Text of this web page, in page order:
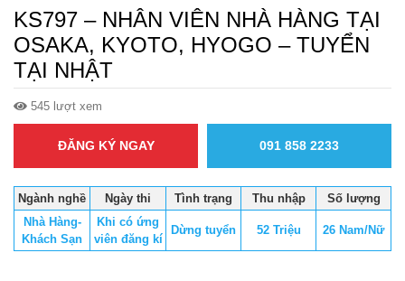
KS797 – NHÂN VIÊN NHÀ HÀNG TẠI
OSAKA, KYOTO, HYOGO – TUYỂN
TẠI NHẬT
545 lượt xem
ĐĂNG KÝ NGAY 091 858 2233
Ngành nghề Ngày thi Tình trạng Thu nhập
Số lượng
Nhà Hàng-
Khách Sạn
Khi có ứng
viên đăng kí
Dừng tuyển 52 Triệu 26 Nam/Nữ